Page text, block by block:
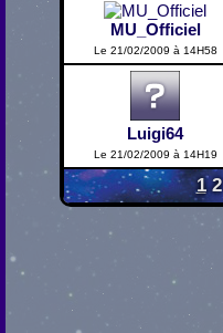
MU_Officiel
Le 21/02/2009 à 14H58
Luigi64
Le 21/02/2009 à 14H19
1 2